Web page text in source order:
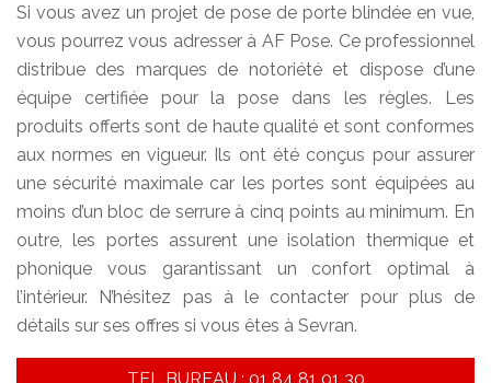
Si vous avez un projet de pose de porte blindée en vue,
vous pourrez vous adresser à AF Pose. Ce professionnel
distribue des marques de notoriété et dispose d’une
équipe certifiée pour la pose dans les règles. Les
produits offerts sont de haute qualité et sont conformes
aux normes en vigueur. Ils ont été conçus pour assurer
une sécurité maximale car les portes sont équipées au
moins d’un bloc de serrure à cinq points au minimum. En
outre, les portes assurent une isolation thermique et
phonique vous garantissant un confort optimal à
l’intérieur. N’hésitez pas à le contacter pour plus de
détails sur ses offres si vous êtes à Sevran.